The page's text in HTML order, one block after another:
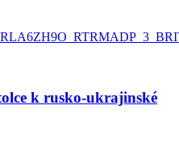
k rusko-ukrajinské